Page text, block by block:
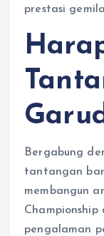
prestasi
Bergabung
tantangan
membangun
pengalaman